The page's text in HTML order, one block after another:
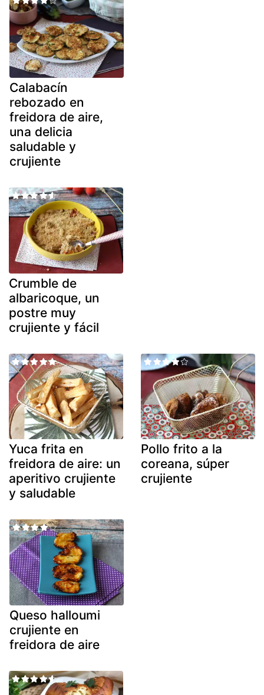
Calabacín
rebozado en
freidora de aire,
una delicia
saludable y
crujiente
Crumble de
albaricoque, un
postre muy
crujiente y fácil
Yuca frita en
freidora de aire: un
aperitivo crujiente
y saludable
Pollo frito a la
coreana, súper
crujiente
Queso halloumi
crujiente en
freidora de aire